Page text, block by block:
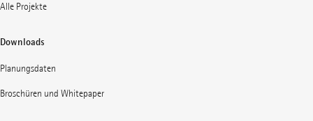
Alle Projekte
Downloads
Planungsdaten
Broschüren und Whitepaper